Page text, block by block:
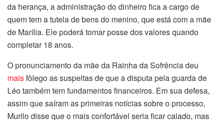
da herança, a administração do dinheiro fica a cargo de
quem tem a tutela de bens do menino, que está com a mãe
de Marília. Ele poderá tomar posse dos valores quando
completar 18 anos.
O pronunciamento da mãe da Rainha da Sofrência deu
maisfôlego as suspeitas de que a disputa pela guarda de
Léo também tem fundamentos financeiros. Em sua defesa,
assim que saíram as primeiras notícias sobre o processo,
Murilo disse que o mais confortável seria ficar calado, mas